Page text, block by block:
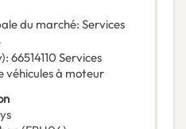
du marché: Services
): 66514110 Services
véhicules à moteur